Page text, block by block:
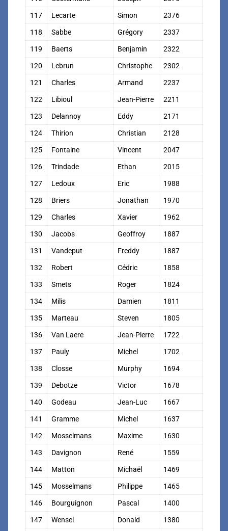
117 Lecarte Simon 2376
118 Sabbe Grégory 2337
119 Baerts Benjamin 2322
120 Lebrun Christophe 2302
121 Charles Armand 2237
122 Libioul Jean-Pierre 2211
123 Delannoy Eddy 2171
124 Thirion Christian 2128
125 Fontaine Vincent 2047
126 Trindade Ethan 2015
127 Ledoux Eric 1988
128 Briers Jonathan 1970
129 Charles Xavier 1962
130 Jacobs Geoffroy 1887
131 Vandeput Freddy 1887
132 Robert Cédric 1858
133 Smets Roger 1824
134 Milis Damien 1811
135 Marteau Steven 1805
136 Van Laere Jean-Pierre 1722
137 Pauly Michel 1702
138 Closse Murphy 1694
139 Debotze Victor 1678
140 Godeau Jean-Luc 1667
141 Gramme Michel 1637
142 Mosselmans Maxime 1630
143 Davignon René 1559
144 Matton Michaël 1469
145 Mosselmans Philippe 1465
146 Bourguignon Pascal 1400
147 Wensel Donald 1380